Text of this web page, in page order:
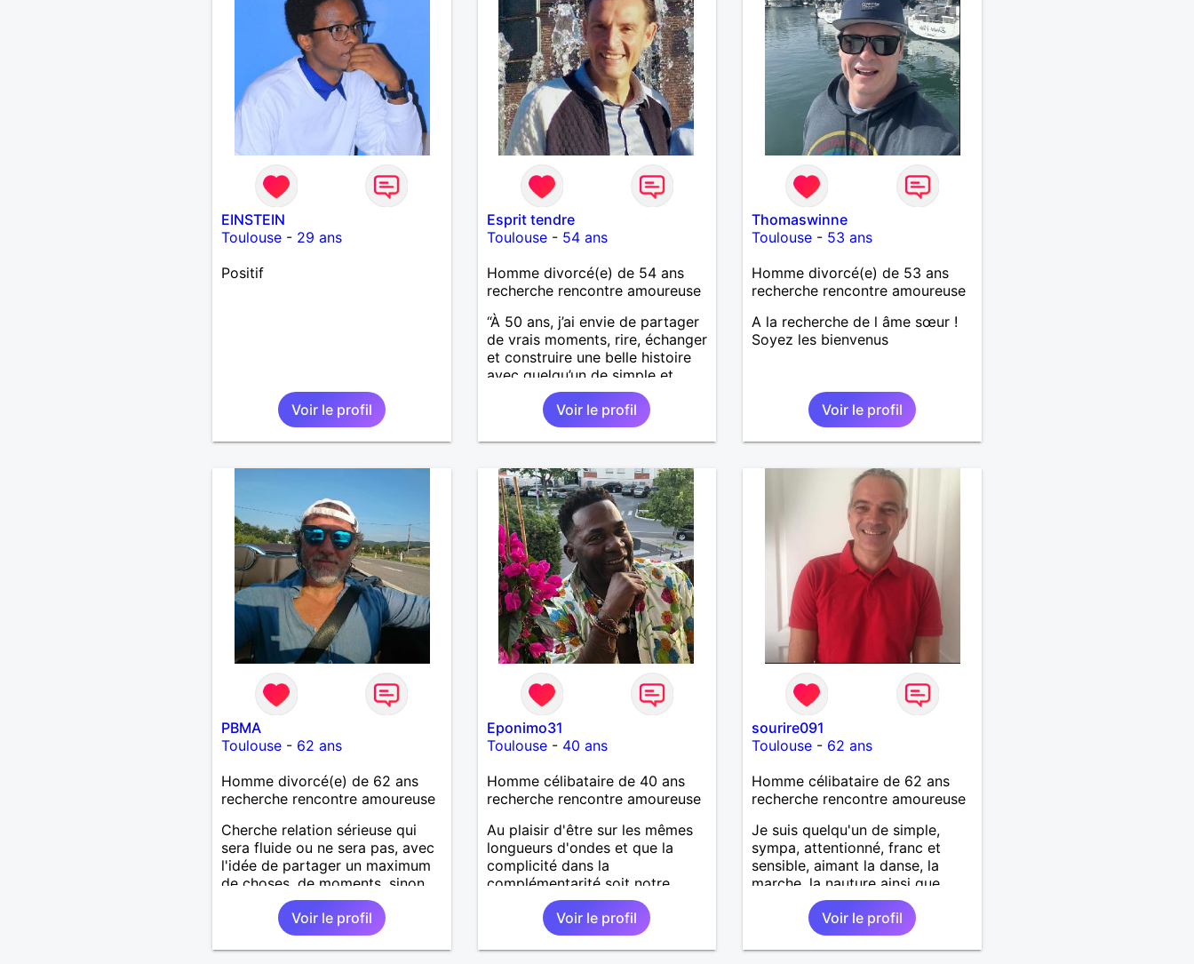
EINSTEIN
Toulouse- 29 ans
Positif
Voir le profil
Esprit tendre
Toulouse- 54 ans
Homme divorcé(e) de 54 ans
recherche rencontre amoureuse
“À 50 ans, j’ai envie de partager
de vrais moments, rire, échanger
et construire une belle histoire
avec quelqu’un de simple et
Voir le profil
Thomaswinne
Toulouse - 53 ans
Homme divorcé(e) de 53 ans
recherche rencontre amoureuse
A la recherche de l âme sœur !
Soyez les bienvenus
Voir le profil
PBMA
Toulouse- 62 ans
Homme divorcé(e) de 62 ans
recherche rencontre amoureuse
Cherche relation sérieuse qui
sera fluide ou ne sera pas, avec
l'idée de partager un maximum
de choses, de moments, sinon
pourquoi deux ?Tout ça dans la
bonne humeur, le respect
mutuel, c'est du sérieux tout ça,
mais sans se prendre au sérieux.
Voir le profil
Eponimo31
Toulouse- 40 ans
Homme célibataire de 40 ans
recherche rencontre amoureuse
Au plaisir d'être sur les mêmes
longueurs d'ondes et que la
complicité dans la
complémentarité soit notre
inimaginable complétude à
durée indéterminée....
Voir le profil
sourire091
Toulouse - 62 ans
Homme célibataire de 62 ans
recherche rencontre amoureuse
Je suis quelqu'un de simple,
sympa, attentionné, franc et
sensible, aimant la danse, la
marche, la nauture ainsi que
toutes les choses simples de la
vie, je suis à la recherche d'une
relation amoureuse sérieuse et
durable basée sur la confiance
Voir le profil